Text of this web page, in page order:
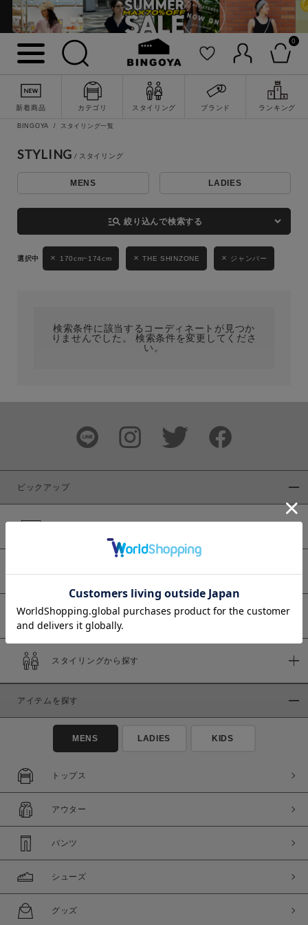
0
新着商品 カテゴリ スタイリング ブランド ランキング
詳細検索
価格
～
商品タイプ
通常商品 予約商品
在庫
在庫あり 在庫なし含む
BINGOYA スタイリング一覧
STYLING
MENS LADIES
manage_search 絞り込んで検索する
170cm~174cm THE SHINZONE ジャンパー
検索条件に該当するコーディネートが見つか
りませんでした。 検索条件を変更してくださ
い。
ピックアップ
予約商品
スタイリングから探す
アイテムを探す
MENS LADIES KIDS
トップス
アウター
パンツ
シューズ
グッズ